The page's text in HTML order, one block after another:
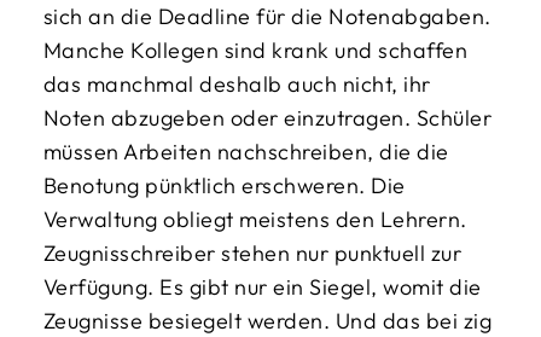
sich an die Deadline für die Notenabgaben.
Manche Kollegen sind krank und schaffen
das manchmal deshalb auch nicht, ihr
Noten abzugeben oder einzutragen. Schüler
müssen Arbeiten nachschreiben, die die
Benotung pünktlich erschweren. Die
Verwaltung obliegt meistens den Lehrern.
Zeugnisschreiber stehen nur punktuell zur
Verfügung. Es gibt nur ein Siegel, womit die
Zeugnisse besiegelt werden. Und das bei zig